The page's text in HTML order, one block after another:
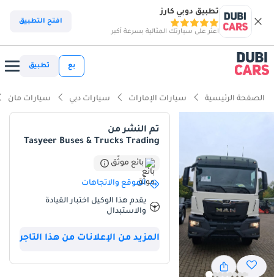
تطبيق دوبي كارز
اعثر على سيارتك المثالية بسرعة أكبر
افتح التطبيق
بع تطبيق
الصفحة الرئيسية سيارات الإمارات سيارات دبي سيارات مان
تم النشر من
Tasyeer Buses & Trucks Trading
بائع موثّق
الموقع والاتجاهات
يقدم هذا الوكيل اختبار القيادة
والاستبدال
المزيد من الإعلانات من هذا التاجر